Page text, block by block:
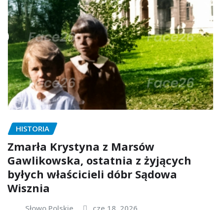
HISTORIA
Zmarła Krystyna z Marsów
Gawlikowska, ostatnia z żyjących
byłych właścicieli dóbr Sądowa
Wisznia